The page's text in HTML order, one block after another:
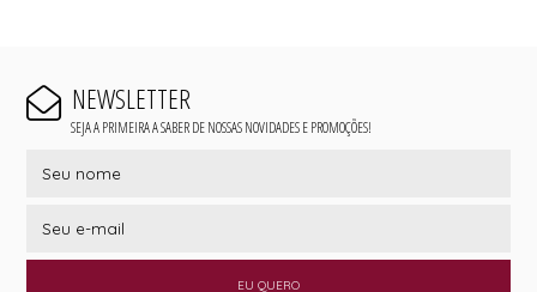
NEWSLETTER
SEJA A PRIMEIRA A SABER DE NOSSAS NOVIDADES E PROMOÇÕES!
EU QUERO